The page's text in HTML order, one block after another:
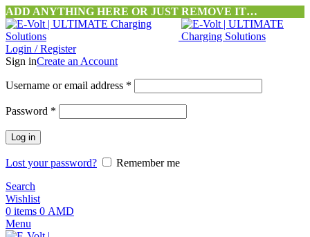
ADD ANYTHING HERE OR JUST REMOVE IT…
Login / Register
Sign inCreate an Account
Username or email address *
Password *
Log in
Lost your password?
Remember me
Search
Wishlist
0 items 0 AMD
Menu